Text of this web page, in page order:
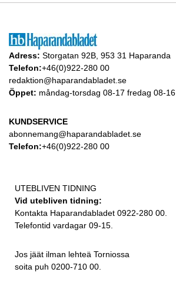
Adress: Storgatan 92B, 953 31 Haparanda
Telefon:+46(0)922-280 00
redaktion@haparandabladet.se
Öppet: måndag-torsdag 08-17 fredag 08-16
KUNDSERVICE
abonnemang@haparandabladet.se
Telefon:+46(0)922-280 00
UTEBLIVEN TIDNING
Vid utebliven tidning:
Kontakta Haparandabladet 0922-280 00.
Telefontid vardagar 09-15.
Jos jäät ilman lehteä Torniossa
soita puh 0200-710 00.